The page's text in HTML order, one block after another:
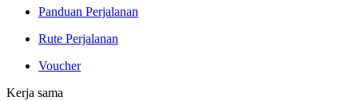
Panduan Perjalanan
Rute Perjalanan
Voucher
Kerja sama